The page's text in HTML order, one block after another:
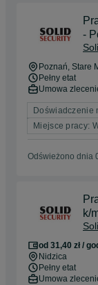
-
Poznań, Stare
Pełny etat
Umowa
Doświadczenie
Miejsce pracy:
Odświeżono dnia
k/
od 31,40 zł /
Nidzica
Pełny etat
Umowa